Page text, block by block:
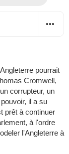
pourrait
Cromwell,
corrupteur, un
il a su
prêt à continuer
à l'ordre
l'Angleterre à